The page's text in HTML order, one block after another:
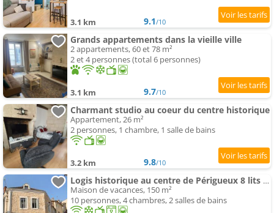
3.1 km 9.1/10
Grands appartements dans la vieille ville
2 appartements, 60 et 78 m²
2 et 4 personnes (total 6 personnes)
3.1 km 9.7/10
Charmant studio au coeur du centre historique
Appartement, 26 m²
2 personnes, 1 chambre, 1 salle de bains
3.2 km 9.8/10
Logis historique au centre de Périgueux 8 lits L Oustal
Maison de vacances, 150 m²
10 personnes, 4 chambres, 2 salles de bains